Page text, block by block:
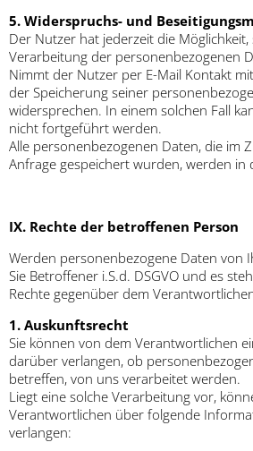
5. Widerspruchs- und
Der Nutzer hat jederzeit die Möglichkeit,
Verarbeitung der personenbezogenen
Nimmt der Nutzer per E-Mail Kontakt
der Speicherung seiner
widersprechen. In einem solchen Fall
nicht fortgeführt werden.
Alle personenbezogenen Daten, die im
Anfrage gespeichert wurden, werden in
IX. Rechte der betroffenen Person
Werden personenbezogene Daten von
Sie Betroffener i.S.d. DSGVO und es
Rechte gegenüber dem
1. Auskunftsrecht
Sie können von dem Verantwortlichen
darüber verlangen, ob
betreffen, von uns verarbeitet werden.
Liegt eine solche Verarbeitung vor,
Verantwortlichen über folgende
verlangen: